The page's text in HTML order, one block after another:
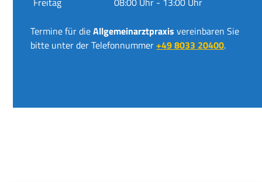
Termine für dieAllgemeinarztpraxis vereinbaren Sie
bitte unter der Telefonnummer+49 8033 20400.